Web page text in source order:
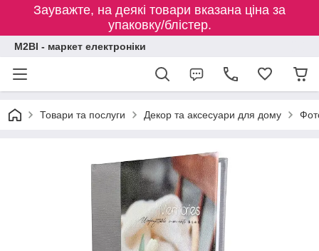
Зауважте, на деякі товари вказана ціна за
упаковку/блістер.
M2BI - маркет електроніки
Товари та послуги Декор та аксесуари для дому